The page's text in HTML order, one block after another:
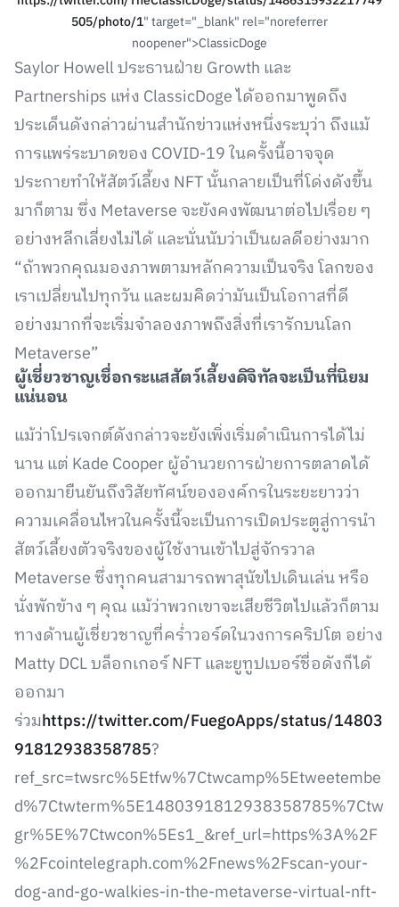
505/photo/1" target="_blank" rel="noreferrer
noopener">ClassicDoge
Saylor Howell ประธานฝ่าย Growth และ
Partnerships แห่ง ClassicDoge ได้ออกมาพูดถึง
ประเด็นดังกล่าวผ่านสำนักข่าวแห่งหนึ่งระบุว่า ถึงแม้
การแพร่ระบาดของ COVID-19 ในครั้งนี้อาจจุด
ประกายทำให้สัตว์เลี้ยง NFT นั้นกลายเป็นที่โด่งดังขึ้น
มาก็ตาม ซึ่ง Metaverse จะยังคงพัฒนาต่อไปเรื่อย ๆ
อย่างหลีกเลี่ยงไม่ได้ และนั่นนับว่าเป็นผลดีอย่างมาก
“ถ้าพวกคุณมองภาพตามหลักความเป็นจริง โลกของ
เราเปลี่ยนไปทุกวัน และผมคิดว่ามันเป็นโอกาสที่ดี
อย่างมากที่จะเริ่มจำลองภาพถึงสิ่งที่เรารักบนโลก
Metaverse”
ผู้เชี่ยวชาญเชื่อกระแสสัตว์เลี้ยงดิจิทัลจะเป็นที่นิยม
แน่นอน
แม้ว่าโปรเจกต์ดังกล่าวจะยังเพิ่งเริ่มดำเนินการได้ไม่
นาน แต่ Kade Cooper ผู้อำนวยการฝ่ายการตลาดได้
ออกมายืนยันถึงวิสัยทัศน์ขององค์กรในระยะยาวว่า
ความเคลื่อนไหวในครั้งนี้จะเป็นการเปิดประตูสู่การนำ
สัตว์เลี้ยงตัวจริงของผู้ใช้งานเข้าไปสู่จักรวาล
Metaverse ซึ่งทุกคนสามารถพาสุนัขไปเดินเล่น หรือ
นั่งพักข้าง ๆ คุณ แม้ว่าพวกเขาจะเสียชีวิตไปแล้วก็ตาม
ทางด้านผู้เชี่ยวชาญที่คร่ำวอร์ดในวงการคริปโต อย่าง
Matty DCL บล็อกเกอร์ NFT และยูทูปเบอร์ชื่อดังก็ได้
ออกมา
ร่วมhttps://twitter.com/FuegoApps/status/14803
91812938358785?
ref_src=twsrc%5Etfw%7Ctwcamp%5Etweetembe
d%7Ctwterm%5E1480391812938358785%7Ctw
gr%5E%7Ctwcon%5Es1_&ref_url=https%3A%2F
%2Fcointelegraph.com%2Fnews%2Fscan-your-
dog-and-go-walkies-in-the-metaverse-virtual-nft-